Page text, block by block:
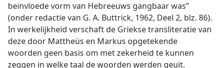
beïnvloede vorm van Hebreeuws gangbaar was”
(onder redactie van G. A. Buttrick, 1962, Deel 2, blz. 86).
In werkelijkheid verschaft de Griekse transliteratie van
deze door Mattheüs en Markus opgetekende
woorden geen basis om met zekerheid te kunnen
zeggen in welke taal de woorden werden geuit.